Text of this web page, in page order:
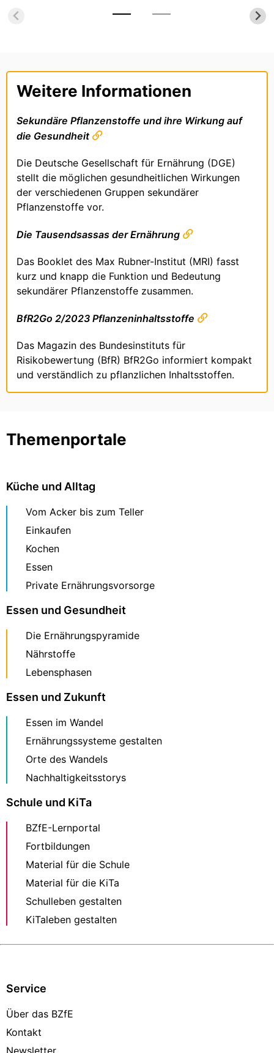
Entscheidungen.
Weitere Informationen
Sekundäre Pflanzenstoffe und ihre Wirkung auf
die Gesundheit
Die Deutsche Gesellschaft für Ernährung (DGE)
stellt die möglichen gesundheitlichen Wirkungen
der verschiedenen Gruppen sekundärer
Pflanzenstoffe vor.
Die Tausendsassas der Ernährung
Das Booklet des Max Rubner-Institut (MRI) fasst
kurz und knapp die Funktion und Bedeutung
sekundärer Pflanzenstoffe zusammen.
BfR2Go 2/2023 Pflanzeninhaltsstoffe
Das Magazin des Bundesinstituts für
Risikobewertung (BfR) BfR2Go informiert kompakt
und verständlich zu pflanzlichen Inhaltsstoffen.
Themenportale
Küche und Alltag
Vom Acker bis zum Teller
Einkaufen
Kochen
Essen
Private Ernährungsvorsorge
Essen und Gesundheit
Die Ernährungspyramide
Nährstoffe
Lebensphasen
Essen und Zukunft
Essen im Wandel
Ernährungssysteme gestalten
Orte des Wandels
Nachhaltigkeitsstorys
Schule und KiTa
BZfE-Lernportal
Fortbildungen
Material für die Schule
Material für die KiTa
Schulleben gestalten
KiTaleben gestalten
Service
Über das BZfE
Kontakt